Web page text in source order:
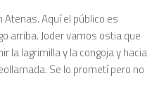
Atenas. Aquí el público es
arriba. Joder vamos ostia que
la lagrimilla y la congoja y hacia
Se lo prometí pero no